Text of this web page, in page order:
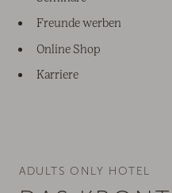
Freunde werben
Online Shop
Karriere
ADULTS ONLY HOTEL